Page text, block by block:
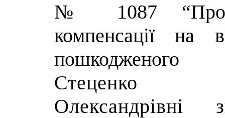
№ 1087 “Про
компенсації на
Стеценко
Олександрівні